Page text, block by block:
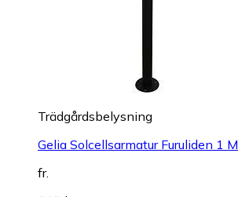
Trädgårdsbelysning
Gelia Solcellsarmatur Furuliden 1 M
fr.